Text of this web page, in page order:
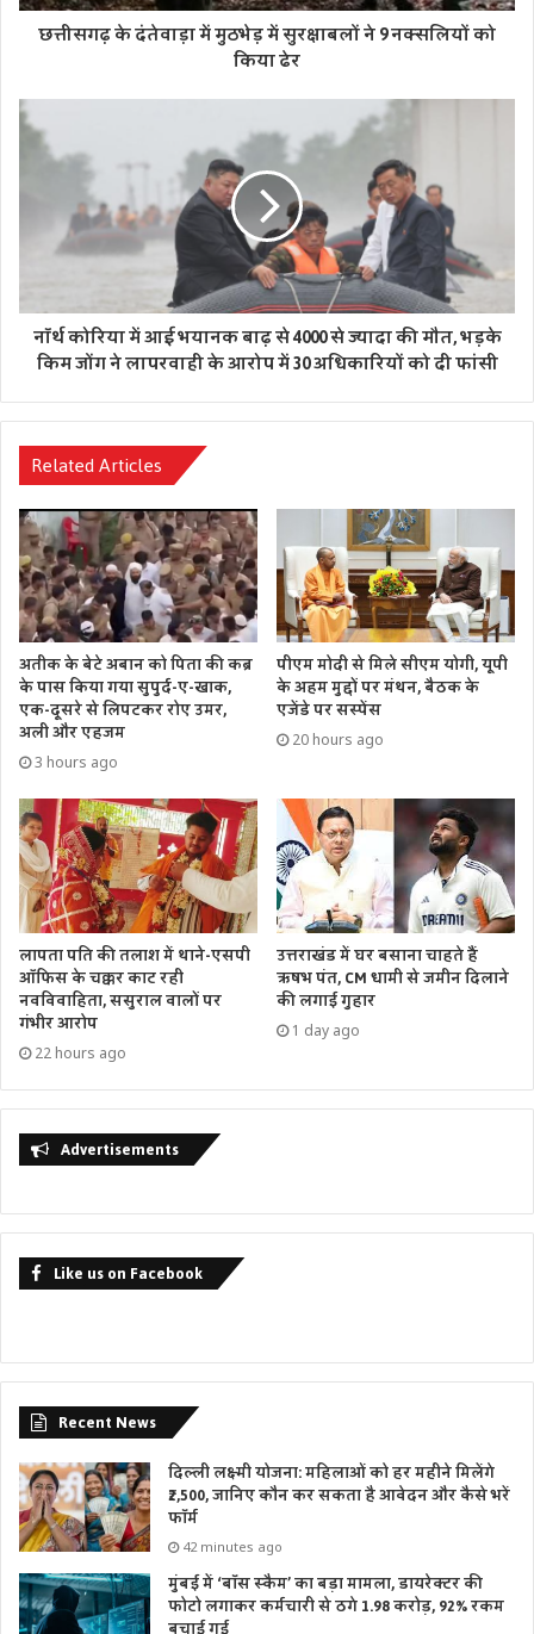
छत्तीसगढ़ के दंतेवाड़ा में मुठभेड़ में सुरक्षाबलों ने 9 नक्सलियों को
किया ढेर
नॉर्थ कोरिया में आई भयानक बाढ़ से 4000 से ज्यादा की मौत, भड़के
किम जोंग ने लापरवाही के आरोप में 30 अधिकारियों को दी फांसी
Related Articles
अतीक के बेटे अबान को पिता की कब्र
के पास किया गया सुपुर्द-ए-खाक,
एक-दूसरे से लिपटकर रोए उमर,
अली और एहजम
3 hours ago
पीएम मोदी से मिले सीएम योगी, यूपी
के अहम मुद्दों पर मंथन, बैठक के
एजेंडे पर सस्पेंस
20 hours ago
लापता पति की तलाश में थाने-एसपी
ऑफिस के चक्कर काट रही
नवविवाहिता, ससुराल वालों पर
गंभीर आरोप
22 hours ago
उत्तराखंड में घर बसाना चाहते हैं
ऋषभ पंत, CM धामी से जमीन दिलाने
की लगाई गुहार
1 day ago
Advertisements
Like us on Facebook
Recent News
दिल्ली लक्ष्मी योजना: महिलाओं को हर महीने मिलेंगे
₹2,500, जानिए कौन कर सकता है आवेदन और कैसे भरें
फॉर्म
42 minutes ago
मुंबई में ‘बॉस स्कैम’ का बड़ा मामला, डायरेक्टर की
फोटो लगाकर कर्मचारी से ठगे 1.98 करोड़, 92% रकम